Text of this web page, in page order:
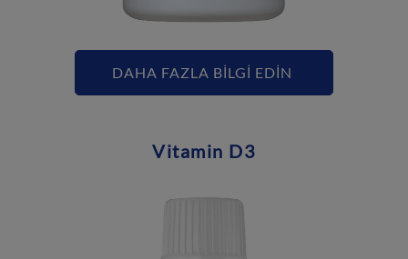
DAHA FAZLA BİLGİ EDİN
Vitamin D3